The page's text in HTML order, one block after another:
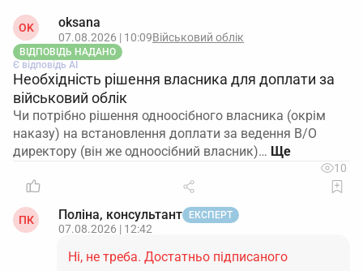
OK oksana
07.08.2026 | 10:09Військовий облік
ВІДПОВІДЬ НАДАНО
Є відповідь АІ
Необхідність рішення власника для доплати за
військовий облік
Чи потрібно рішення одноосібного власника (окрім
наказу) на встановлення доплати за ведення В/О
директору (він же одноосібний власник)…
10
ПК Поліна, консультант ЕКСПЕРТ
07.08.2026 | 12:42
Ні, не треба. Достатньо підписаного